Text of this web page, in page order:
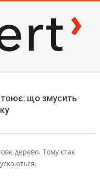
що змусить
дерево. Тому стає